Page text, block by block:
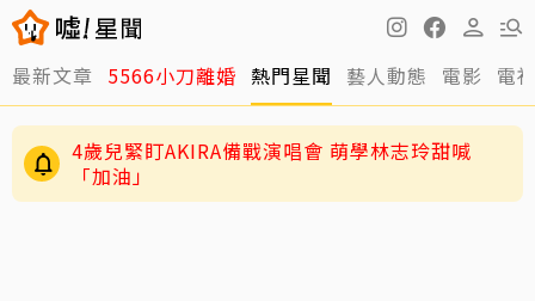
最新文章 5566小刀離婚 熱門星聞 藝人動態 電影 電
4歲兒緊盯AKIRA備戰演唱會 萌學林志玲甜喊
「加油」